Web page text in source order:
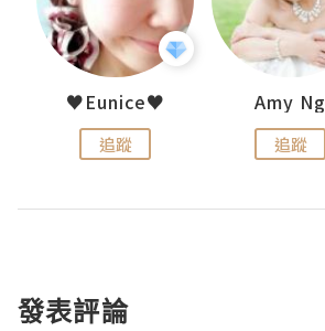
♥Eunice♥
追蹤
Amy Ng
追蹤
發表評論